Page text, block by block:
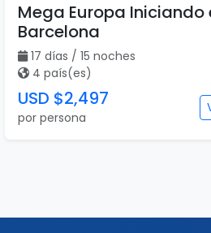
Mega Europa Iniciando
Barcelona
17 días / 15 noches
4 país(es)
USD $2,497
por persona